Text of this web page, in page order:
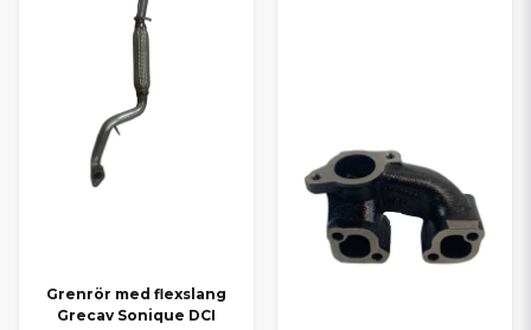
Grenrör med flexslang
Grecav Sonique DCI